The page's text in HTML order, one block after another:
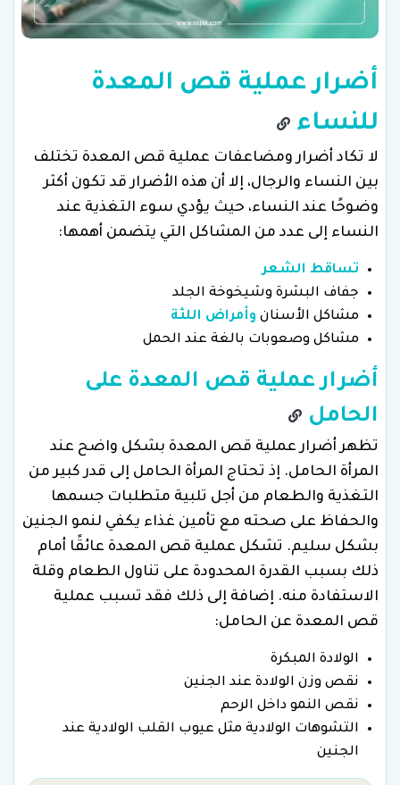
أضرار عملية قص المعدة
للنساء
لا تكاد أضرار ومضاعفات عملية قص المعدة تختلف
بين النساء والرجال، إلا أن هذه الأضرار قد تكون أكثر
وضوحًا عند النساء، حيث يؤدي سوء التغذية عند
النساء إلى عدد من المشاكل التي يتضمن أهمها:
تساقط الشعر
جفاف البشرة وشيخوخة الجلد
مشاكل الأسنان وأمراض اللثة
مشاكل وصعوبات بالغة عند الحمل
أضرار عملية قص المعدة على
الحامل
تظهر أضرار عملية قص المعدة بشكل واضح عند
المرأة الحامل. إذ تحتاج المرأة الحامل إلى قدر كبير من
التغذية والطعام من أجل تلبية متطلبات جسمها
والحفاظ على صحته مع تأمين غذاء يكفي لنمو الجنين
بشكل سليم. تشكل عملية قص المعدة عائقًا أمام
ذلك بسبب القدرة المحدودة على تناول الطعام وقلة
الاستفادة منه. إضافة إلى ذلك فقد تسبب عملية
قص المعدة عن الحامل:
الولادة المبكرة
نقص وزن الولادة عند الجنين
نقص النمو داخل الرحم
التشوهات الولادية مثل عيوب القلب الولادية عند
الجنين